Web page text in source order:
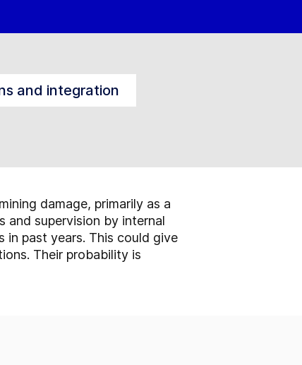
and integration
damage, primarily as a
and supervision by internal
in past years. This could give
Their probability is